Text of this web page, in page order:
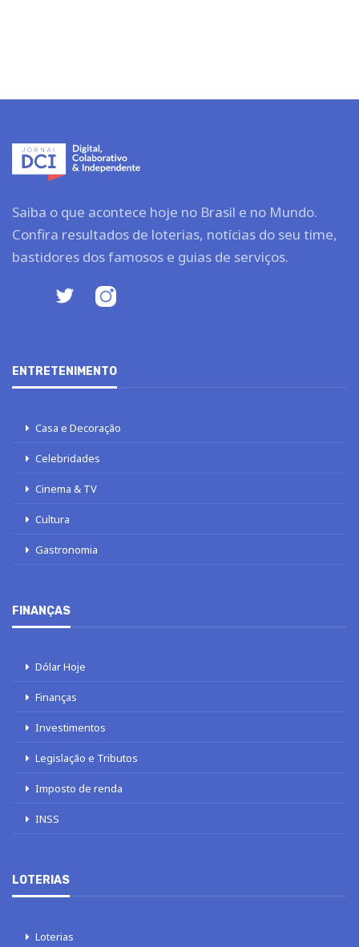
Saiba o que acontece hoje no Brasil e no Mundo.
Confira resultados de loterias, notícias do seu time,
bastidores dos famosos e guias de serviços.
ENTRETENIMENTO
Casa e Decoração
Celebridades
Cinema & TV
Cultura
Gastronomia
FINANÇAS
Dólar Hoje
Finanças
Investimentos
Legislação e Tributos
Imposto de renda
INSS
LOTERIAS
Loterias